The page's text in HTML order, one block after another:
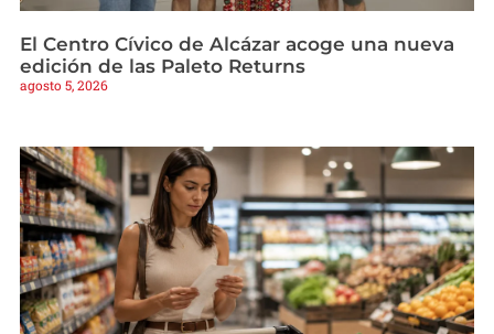
El Centro Cívico de Alcázar acoge una nueva
edición de las Paleto Returns
agosto 5, 2026